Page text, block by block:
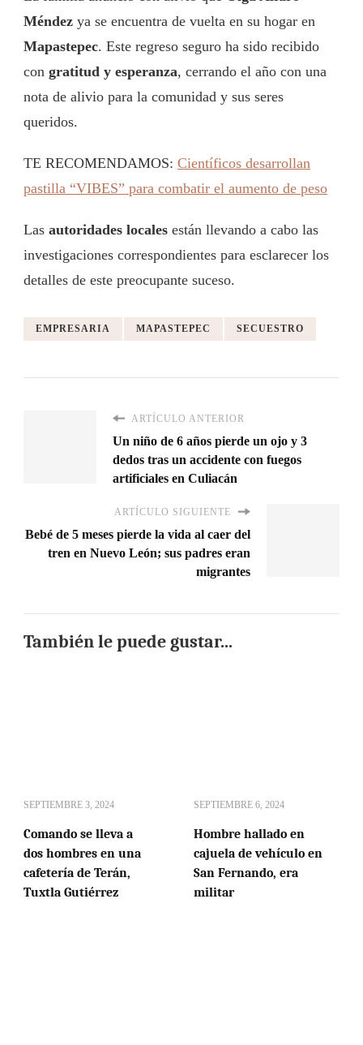
Méndez ya se encuentra de vuelta en su hogar en
Mapastepec. Este regreso seguro ha sido recibido
con gratitud y esperanza, cerrando el año con una
nota de alivio para la comunidad y sus seres
queridos.
TE RECOMENDAMOS: Científicos desarrollan
pastilla “VIBES” para combatir el aumento de peso
Las autoridades locales están llevando a cabo las
investigaciones correspondientes para esclarecer los
detalles de este preocupante suceso.
EMPRESARIA MAPASTEPEC SECUESTRO
ARTÍCULO ANTERIOR
Un niño de 6 años pierde un ojo y 3
dedos tras un accidente con fuegos
artificiales en Culiacán
ARTÍCULO SIGUIENTE
Bebé de 5 meses pierde la vida al caer del
tren en Nuevo León; sus padres eran
migrantes
También le puede gustar...
SEPTIEMBRE 3, 2024
Comando se lleva a
dos hombres en una
cafetería de Terán,
Tuxtla Gutiérrez
SEPTIEMBRE 6, 2024
Hombre hallado en
cajuela de vehículo en
San Fernando, era
militar